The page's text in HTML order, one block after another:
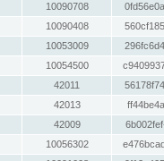
10090708
10090408
10053009
10054500
42011
42013
42009
10056302